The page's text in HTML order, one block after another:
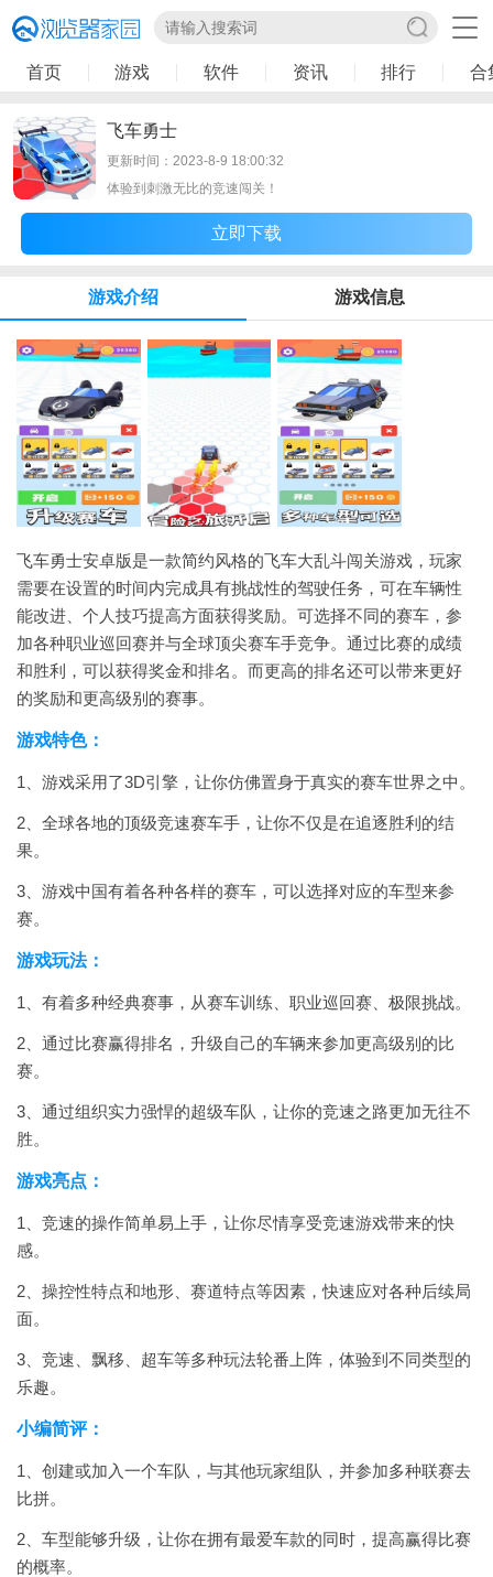
首页 游戏 软件 资讯 排行 合
飞车勇士
更新时间：2023-8-9 18:00:32
体验到刺激无比的竞速闯关！
立即下载
游戏介绍 游戏信息
飞车勇士安卓版是一款简约风格的飞车大乱斗闯关游戏，玩家
需要在设置的时间内完成具有挑战性的驾驶任务，可在车辆性
能改进、个人技巧提高方面获得奖励。可选择不同的赛车，参
加各种职业巡回赛并与全球顶尖赛车手竞争。通过比赛的成绩
和胜利，可以获得奖金和排名。而更高的排名还可以带来更好
的奖励和更高级别的赛事。
游戏特色：
1、游戏采用了3D引擎，让你仿佛置身于真实的赛车世界之中。
2、全球各地的顶级竞速赛车手，让你不仅是在追逐胜利的结
果。
3、游戏中国有着各种各样的赛车，可以选择对应的车型来参
赛。
游戏玩法：
1、有着多种经典赛事，从赛车训练、职业巡回赛、极限挑战。
2、通过比赛赢得排名，升级自己的车辆来参加更高级别的比
赛。
3、通过组织实力强悍的超级车队，让你的竞速之路更加无往不
胜。
游戏亮点：
1、竞速的操作简单易上手，让你尽情享受竞速游戏带来的快
感。
2、操控性特点和地形、赛道特点等因素，快速应对各种后续局
面。
3、竞速、飘移、超车等多种玩法轮番上阵，体验到不同类型的
乐趣。
小编简评：
1、创建或加入一个车队，与其他玩家组队，并参加多种联赛去
比拼。
2、车型能够升级，让你在拥有最爱车款的同时，提高赢得比赛
的概率。